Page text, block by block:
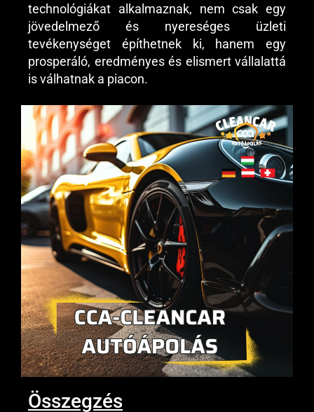
technológiákat alkalmaznak, nem csak egy
jövedelmező és nyereséges üzleti
tevékenységet építhetnek ki, hanem egy
prosperáló, eredményes és elismert vállalattá
is válhatnak a piacon.
Összegzés